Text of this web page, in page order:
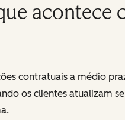
acontece
contratuais a médio
os clientes atualizam